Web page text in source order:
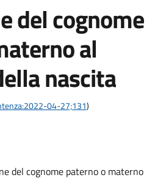
del cognome
al
nascita
04-27;131)
del cognome paterno o materno